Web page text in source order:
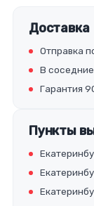
Доставка
Отправка
В
Гарантия
Пункты